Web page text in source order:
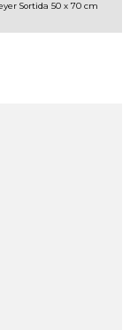
Sortida 50 x 70 cm